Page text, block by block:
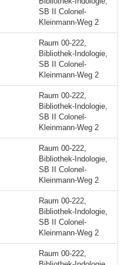
SB II Colonel-
Kleinmann-Weg 2
Raum 00-222,
Bibliothek-Indologie,
SB II Colonel-
Kleinmann-Weg 2
Raum 00-222,
Bibliothek-Indologie,
SB II Colonel-
Kleinmann-Weg 2
Raum 00-222,
Bibliothek-Indologie,
SB II Colonel-
Kleinmann-Weg 2
Raum 00-222,
Bibliothek-Indologie,
SB II Colonel-
Kleinmann-Weg 2
Raum 00-222,